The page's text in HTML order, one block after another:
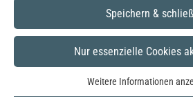
Speichern &
Nur essenzielle Cookies
Weitere Informationen